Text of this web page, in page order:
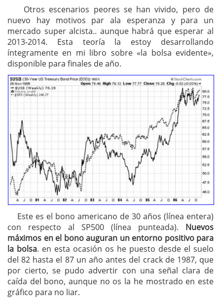
Otros escenarios peores se han vivido, pero de
nuevo hay motivos par ala esperanza y para un
mercado super alcista.. aunque habrá que esperar al
2013-2014. Esta teoría la estoy desarrollando
íntegramente en mi libro sobre «la bolsa evidente»,
disponible para finales de año.
Este es el bono americano de 30 años (línea entera)
con respecto al SP500 (línea punteada). Nuevos
máximos en el bono auguran un entorno positivo para
la bolsa. en esta ocasión os he puesto desde el suelo
del 82 hasta el 87 un año antes del crack de 1987, que
por cierto, se pudo advertir con una señal clara de
caída del bono, aunque no os la he mostrado en este
gráfico para no liar.